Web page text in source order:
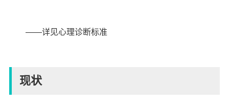
——详见心理诊断标准
现状